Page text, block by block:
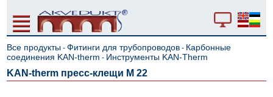
Все продукты -Фитинги для трубопроводов - Карбонные
соединения KAN-therm - Инструменты KAN-Therm
KAN-therm пресс-клещи M 22